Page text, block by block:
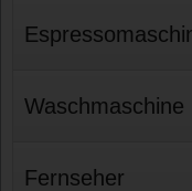
Waschmaschine
Fernseher